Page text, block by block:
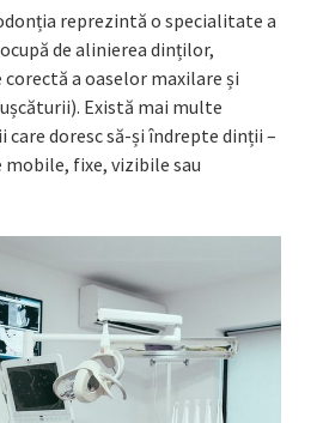
reprezintă o specialitate a
de alinierea dinților,
a oaselor maxilare și
Există mai multe
doresc să-și îndrepte dinții –
fixe, vizibile sau